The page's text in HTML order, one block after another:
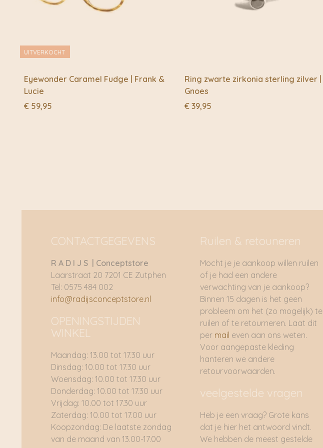
UITVERKOCHT
Eyewonder Caramel Fudge | Frank &
Lucie
€ 59,95
Ring zwarte zirkonia sterling zilver |
Gnoes
€ 39,95
CONTACTGEGEVENS
R A D I J S | Conceptstore
Laarstraat 20 7201 CE Zutphen
Tel: 0575 484 002
info@radijsconceptstore.nl
OPENINGSTIJDEN
WINKEL
Maandag: 13.00 tot 17.30 uur
Dinsdag: 10.00 tot 17.30 uur
Woensdag: 10.00 tot 17.30 uur
Donderdag: 10.00 tot 17.30 uur
Vrijdag: 10.00 tot 17.30 uur
Zaterdag: 10.00 tot 17.00 uur
Koopzondag: De laatste zondag
van de maand van 13.00-17.00
Ruilen & retouneren
Mocht je je aankoop willen ruilen
of je had een andere
verwachting van je aankoop?
Binnen 15 dagen is het geen
probleem om het (zo mogelijk) te
ruilen of te retourneren. Laat dit
permail even aan ons weten.
Voor aangepaste kleding
hanteren we andere
retourvoorwaarden.
veelgestelde vragen
Heb je een vraag? Grote kans
dat je hier het antwoord vindt.
We hebben de meest gestelde